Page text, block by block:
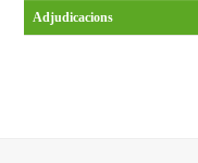
Adjudicacions